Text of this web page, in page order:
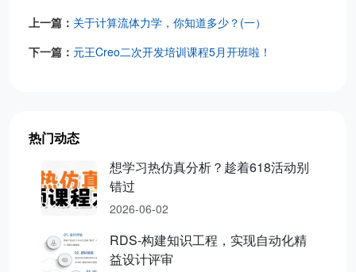
上一篇： 关于计算流体力学，你知道多少？(一）
下一篇： 元王Creo二次开发培训课程5月开班啦！
热门动态
想学习热仿真分析？趁着618活动别
错过
2026-06-02
RDS-构建知识工程，实现自动化精
益设计评审